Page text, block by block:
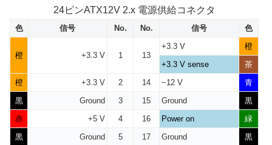
24ピンATX12V 2.x 電源供給コネクタ
色 信号 No. No. 信号 色
橙 +3.3 V 1 13
+3.3 V
橙
+3.3 V sense
茶
橙
+3.3 V 2 14 −12 V
青
黒
Ground 3 15 Ground
黒
赤
+5 V 4 16 Power on
緑
黒
Ground 5 17 Ground
黒